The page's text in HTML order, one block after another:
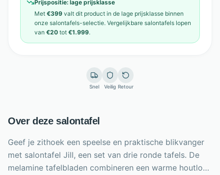
Prijspositie: lage prijsklasse
Met €399 valt dit product in de lage prijsklasse binnen
onze salontafels-selectie. Vergelijkbare salontafels lopen
van €20 tot €1.999.
Snel Veilig Retour
Over deze salontafel
Geef je zithoek een speelse en praktische blikvanger
met salontafel Jill, een set van drie ronde tafels. De
melamine tafelbladen combineren een warme houtlook